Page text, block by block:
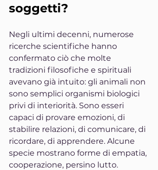
soggetti?
Negli ultimi decenni, numerose
ricerche scientifiche hanno
confermato ciò che molte
tradizioni filosofiche e spirituali
avevano già intuito: gli animali non
sono semplici organismi biologici
privi di interiorità. Sono esseri
capaci di provare emozioni, di
stabilire relazioni, di comunicare, di
ricordare, di apprendere. Alcune
specie mostrano forme di empatia,
cooperazione, persino lutto.